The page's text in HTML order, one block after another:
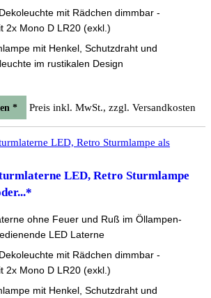
mit Rädchen dimmbar -
2x Mono D LR20 (exkl.)
mit Henkel, Schutzdraht und
im rustikalen Design
* Preis inkl. MwSt., zzgl. Versandkosten
LED, Retro Sturmlampe
ohne Feuer und Ruß im Öllampen-
LED Laterne
mit Rädchen dimmbar -
2x Mono D LR20 (exkl.)
mit Henkel, Schutzdraht und